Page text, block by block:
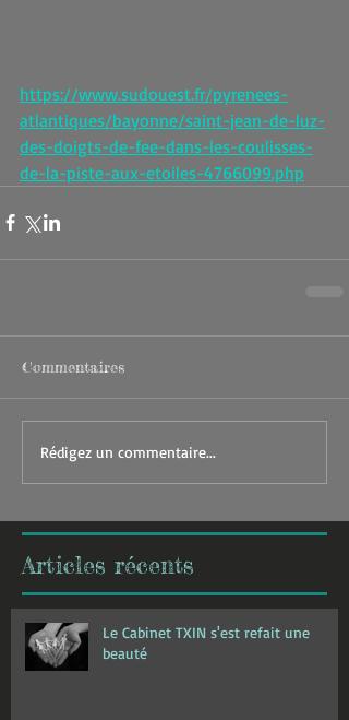
https://www.sudouest.fr/pyrenees-
atlantiques/bayonne/saint-jean-de-luz-
des-doigts-de-fee-dans-les-coulisses-
de-la-piste-aux-etoiles-4766099.php
Commentaires
Rédigez un commentaire...
Articles récents
Le Cabinet TXIN s'est refait une
beauté